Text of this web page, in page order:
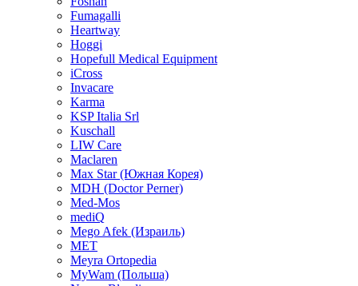
Fumagalli
Heartway
Hoggi
Hopefull Medical Equipment
iCross
Invacare
Karma
KSP Italia Srl
Kuschall
LIW Care
Maclaren
Max Star (Южная Корея)
MDH (Doctor Perner)
Med-Mos
mediQ
Mego Afek (Израиль)
MET
Meyra Ortopedia
MyWam (Польша)